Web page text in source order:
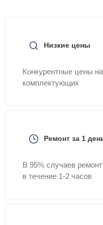
Низкие цены
Конкурентные цены
комплектующих
Ремонт за 1
В 95% случаев
в течение 1-2 часов